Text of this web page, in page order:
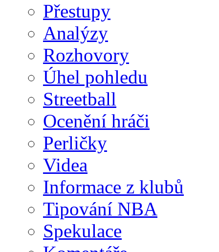
Přestupy
Analýzy
Rozhovory
Úhel pohledu
Streetball
Ocenění hráči
Perličky
Videa
Informace z klubů
Tipování NBA
Spekulace